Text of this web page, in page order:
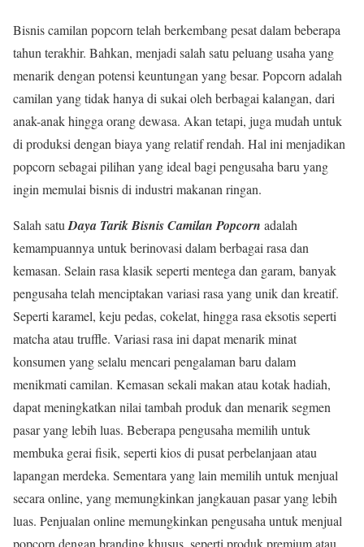
Bisnis camilan popcorn telah berkembang pesat dalam beberapa
tahun terakhir. Bahkan, menjadi salah satu peluang usaha yang
menarik dengan potensi keuntungan yang besar. Popcorn adalah
camilan yang tidak hanya di sukai oleh berbagai kalangan, dari
anak-anak hingga orang dewasa. Akan tetapi, juga mudah untuk
di produksi dengan biaya yang relatif rendah. Hal ini menjadikan
popcorn sebagai pilihan yang ideal bagi pengusaha baru yang
ingin memulai bisnis di industri makanan ringan.
Salah satu Daya Tarik Bisnis Camilan Popcorn adalah
kemampuannya untuk berinovasi dalam berbagai rasa dan
kemasan. Selain rasa klasik seperti mentega dan garam, banyak
pengusaha telah menciptakan variasi rasa yang unik dan kreatif.
Seperti karamel, keju pedas, cokelat, hingga rasa eksotis seperti
matcha atau truffle. Variasi rasa ini dapat menarik minat
konsumen yang selalu mencari pengalaman baru dalam
menikmati camilan. Kemasan sekali makan atau kotak hadiah,
dapat meningkatkan nilai tambah produk dan menarik segmen
pasar yang lebih luas. Beberapa pengusaha memilih untuk
membuka gerai fisik, seperti kios di pusat perbelanjaan atau
lapangan merdeka. Sementara yang lain memilih untuk menjual
secara online, yang memungkinkan jangkauan pasar yang lebih
luas. Penjualan online memungkinkan pengusaha untuk menjual
popcorn dengan branding khusus, seperti produk premium atau